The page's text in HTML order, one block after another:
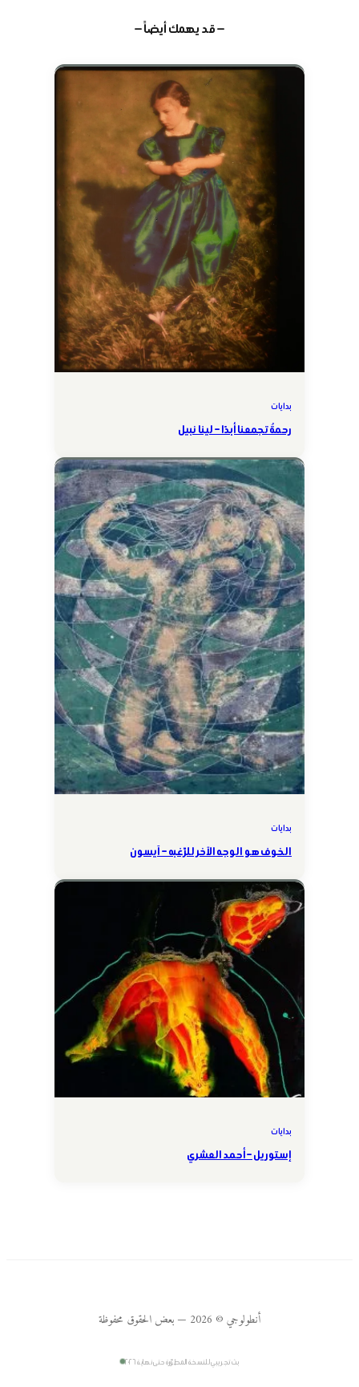
— قد يهمك أيضاً —
بدايات
رحمةٌ تجمعنا أبدًا – لينا نبيل
بدايات
الخوف هو الوجه الآخر للرّغبه – آيسون
بدايات
إستوريل – أحمد العشري
أنطولوجي © 2026 — بعض الحقوق محفوظة
بث تجريبي للنسخة المطوّرة حتى نهاية ٢٠٢٦